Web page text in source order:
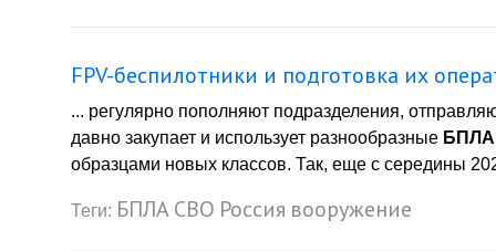
FPV-беспилотники и подготовка их
... регулярно пополняют подразделения,
давно закупает и использует разнообразные БПЛА
образцами новых классов. Так, еще с середины
Теги: БПЛАСВО Россия вооружение